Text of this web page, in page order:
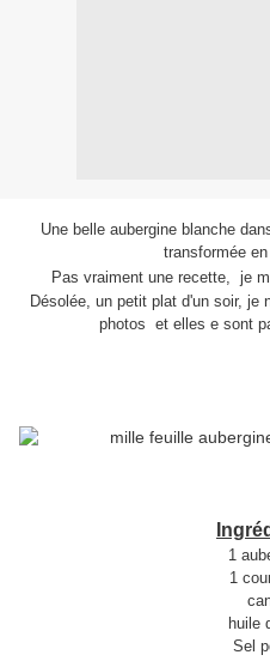
Une belle aubergine blanche
transformée
Pas vraiment une recette, je
Désolée, un petit plat d'un soir, je
photos et elles e sont
1
1
huile
Sel